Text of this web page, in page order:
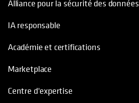
Alliance pour la sécurité des données
IA responsable
Académie et certifications
Marketplace
Centre d'expertise